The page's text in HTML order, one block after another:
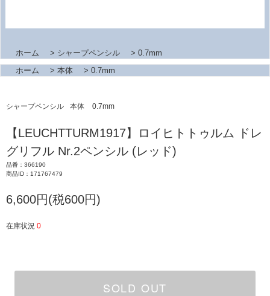
ホーム > シャープペンシル > 0.7mm
ホーム
> 本体 > 0.7mm
シャープペンシル 本体 0.7mm
【LEUCHTTURM1917】ロイヒトトゥルム ドレ
グリフル Nr.2ペンシル (レッド)
品番：366190
商品ID：171767479
6,600円(税600円)
在庫状況 0
SOLD OUT